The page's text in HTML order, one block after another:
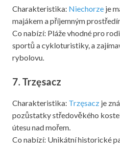
Charakteristika: Niechorze je
majákem a příjemným
Co nabízí: Pláže vhodné pro
sportů a cykloturistiky, a
rybolovu.
7. Trzęsacz
Charakteristika: Trzęsacz je
pozůstatky středověkého
útesu nad mořem.
Co nabízí: Unikátní historické